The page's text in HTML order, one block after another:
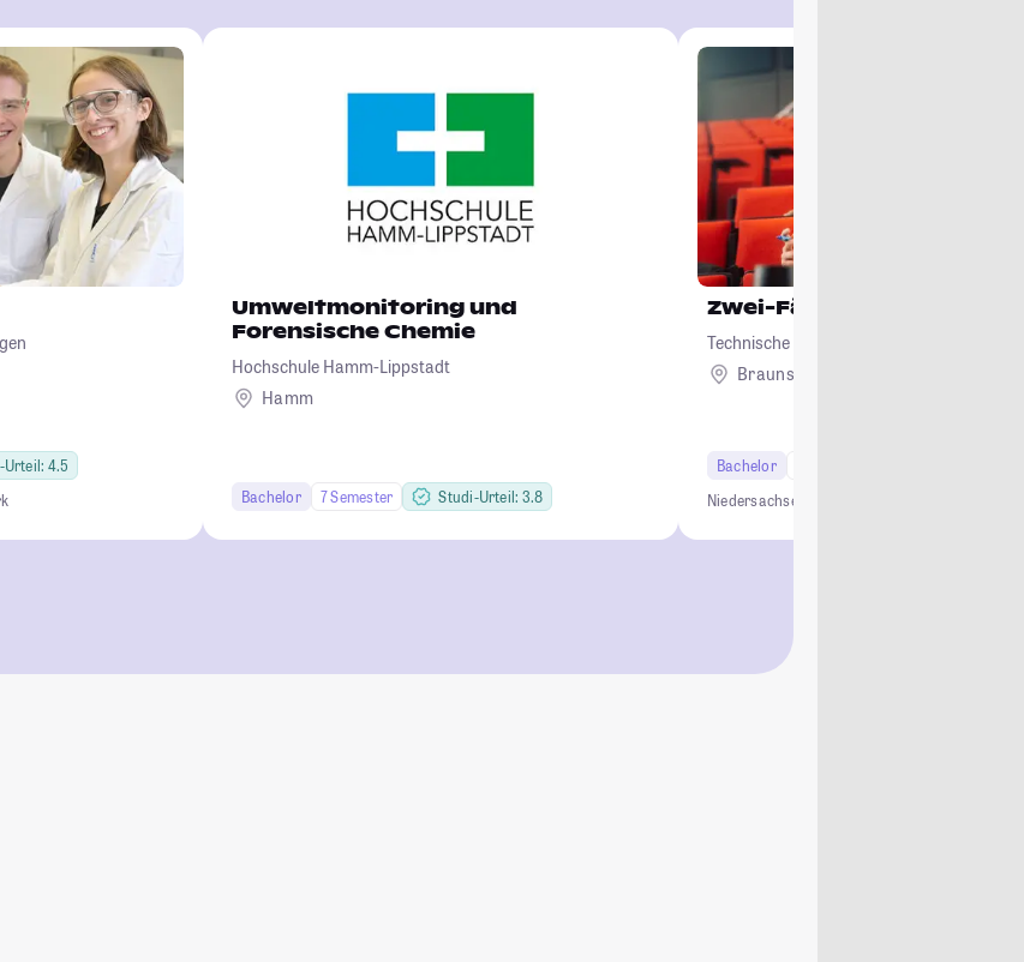
4.5
Umweltmonitoring und
Forensische Chemie
Hochschule Hamm-Lippstadt
Hamm
Bachelor 7 Semester Studi-Urteil: 3.8
Zwei-Fächer-Bachelor
Technische Universität Braunschweig
Braunschweig
Bachelor
Niedersachsen